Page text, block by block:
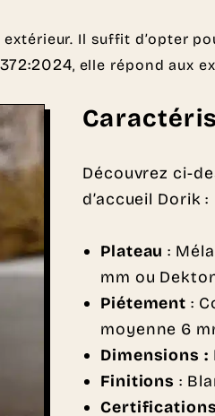
Il suffit d’opter
, elle répond aux
Découvrez ci-
d’accueil Dorik :
Plateau :
mm ou
Piétement :
moyenne 6
Dimensions :
Finitions :